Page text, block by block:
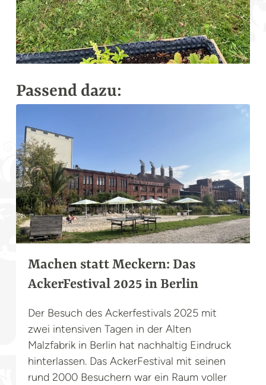
Passend dazu:
Machen statt Meckern: Das
AckerFestival 2025 in Berlin
Der Besuch des Ackerfestivals 2025 mit
zwei intensiven Tagen in der Alten
Malzfabrik in Berlin hat nachhaltig Eindruck
hinterlassen. Das AckerFestival mit seinen
rund 2000 Besuchern war ein Raum voller